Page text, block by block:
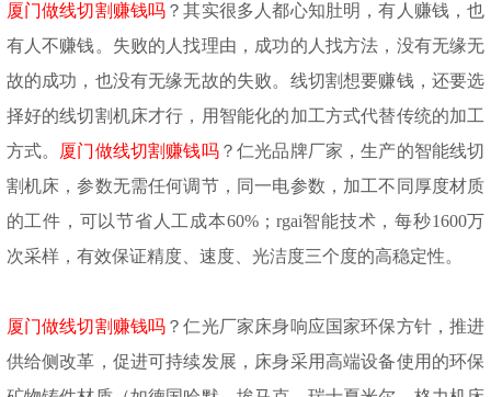
厦门做线切割赚钱吗 ？其实很多人都心知肚明，有人赚钱，也
有人不赚钱。失败的人找理由，成功的人找方法，没有无缘无
故的成功，也没有无缘无故的失败。线切割想要赚钱，还要选
择好的线切割机床才行，用智能化的加工方式代替传统的加工
方式。
厦门做线切割赚钱吗？仁光品牌厂家，生产的智能线切
割机床，参数无需任何调节，同一电参数，加工不同厚度材质
的工件，可以节省人工成本60%；rgai智能技术，每秒1600万
次采样，有效保证精度、速度、光洁度三个度的高稳定性。
厦门做线切割赚钱吗 ？仁光厂家床身响应国家环保方针，推进
供给侧改革，促进可持续发展，床身采用高端设备使用的环保